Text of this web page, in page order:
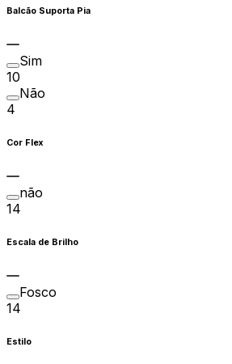
Balcão Suporta Pia
Sim
10
Não
4
Cor Flex
não
14
Escala de Brilho
Fosco
14
Estilo